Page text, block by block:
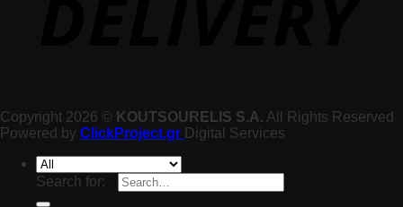
Copyright 2026 © KOUTSOURELIS S.A. All Rights Reserved
Powered by ClickProject.gr Digital Services
Search for: